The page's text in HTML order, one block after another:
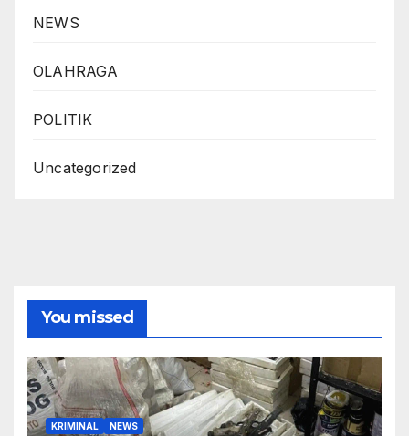
NEWS
OLAHRAGA
POLITIK
Uncategorized
You missed
KRIMINAL NEWS